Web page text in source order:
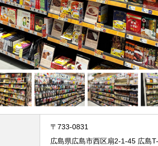
〒733-0831
広島県広島市西区扇2-1-45 広島